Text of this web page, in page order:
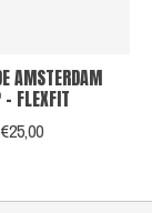
AMSTERDAM
- FLEXFIT
€25,00